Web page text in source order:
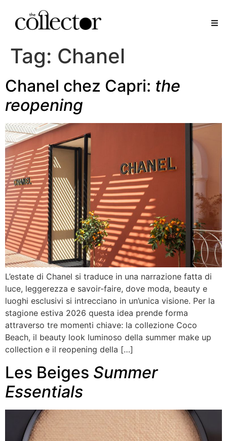
Tag: Chanel
Chanel chez Capri: the
reopening
L’estate di Chanel si traduce in una narrazione fatta di
luce, leggerezza e savoir-faire, dove moda, beauty e
luoghi esclusivi si intrecciano in un’unica visione. Per la
stagione estiva 2026 questa idea prende forma
attraverso tre momenti chiave: la collezione Coco
Beach, il beauty look luminoso della summer make up
collection e il reopening della […]
Les Beiges Summer
Essentials